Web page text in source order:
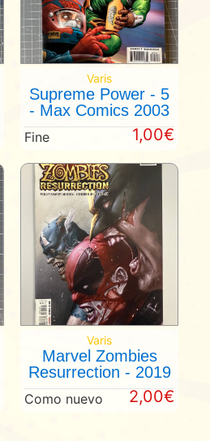
Varis
Supreme Power - 5
- Max Comics 2003
Fine 1,00€
Varis
Marvel Zombies
Resurrection - 2019
Como nuevo 2,00€